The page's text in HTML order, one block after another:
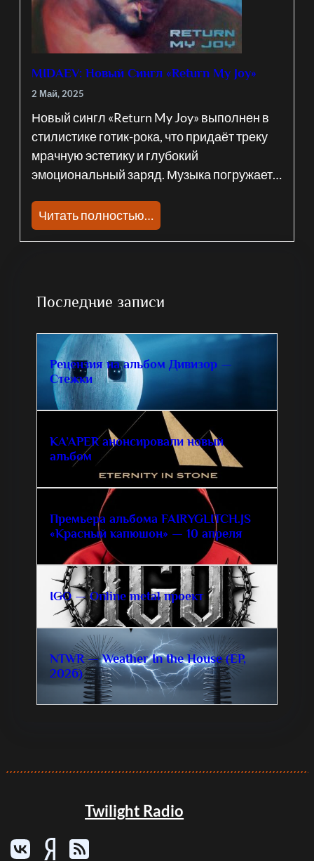
MIDAEV: Новый Сингл «Return My Joy»
2 Май, 2025
Новый сингл «Return My Joy» выполнен в
стилистике готик-рока, что придаёт треку
мрачную эстетику и глубокий
эмоциональный заряд. Музыка погружает…
Читать полностью…
Последние записи
Рецензия на альбом Дивизор —
Стежки
KA’APER анонсировали новый
альбом
Премьера альбома FAIRYGLITCH.JS
«Красный капюшон» — 10 апреля
IGO — Online metal проект
NTWR — Weather In the House (EP,
2026)
Twilight Radio